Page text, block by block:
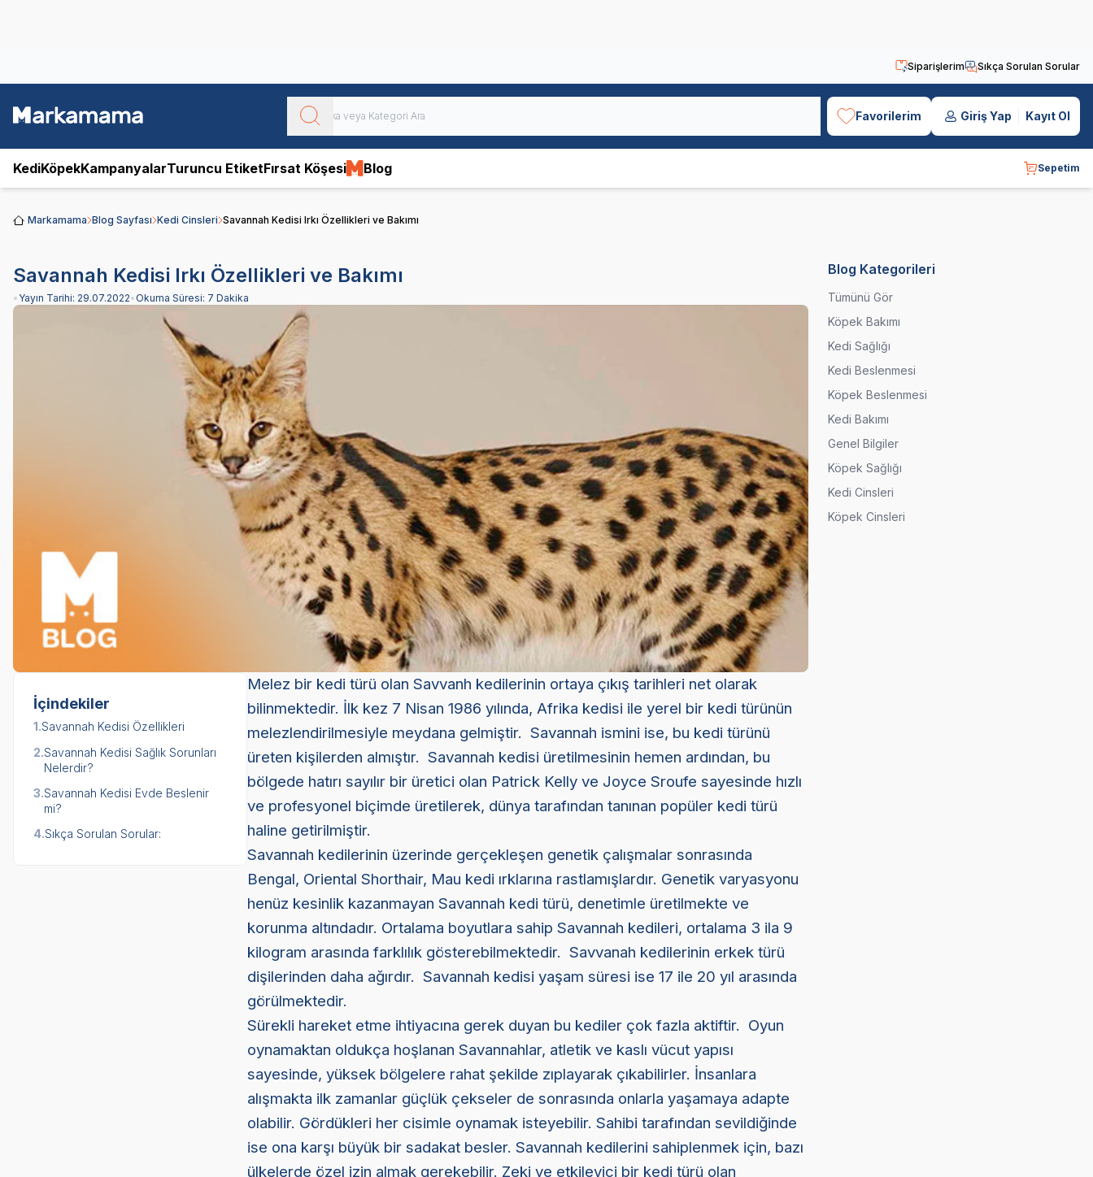
Siparişlerim Sıkça Sorulan Sorular
Favorilerim Giriş Yap Kayıt Ol
KediKöpekKampanyalarTuruncu EtiketFırsat Köşesi Blog Sepetim
Markamama Blog Sayfası Kedi Cinsleri Savannah Kedisi Irkı Özellikleri ve Bakımı
Savannah Kedisi Irkı Özellikleri ve Bakımı
• Yayın Tarihi: 29.07.2022•Okuma Süresi: 7 Dakika
İçindekiler
1.Savannah Kedisi Özellikleri
2.Savannah Kedisi Sağlık Sorunları
Nelerdir?
3.Savannah Kedisi Evde Beslenir
mi?
4.Sıkça Sorulan Sorular:
Melez bir kedi türü olan Savvanh kedilerinin ortaya çıkış tarihleri net olarak
bilinmektedir. İlk kez 7 Nisan 1986 yılında, Afrika kedisi ile yerel bir kedi türünün
melezlendirilmesiyle meydana gelmiştir. Savannah ismini ise, bu kedi türünü
üreten kişilerden almıştır. Savannah kedisi üretilmesinin hemen ardından, bu
bölgede hatırı sayılır bir üretici olan Patrick Kelly ve Joyce Sroufe sayesinde hızlı
ve profesyonel biçimde üretilerek, dünya tarafından tanınan popüler kedi türü
haline getirilmiştir.
Savannah kedilerinin üzerinde gerçekleşen genetik çalışmalar sonrasında
Bengal, Oriental Shorthair, Mau kedi ırklarına rastlamışlardır. Genetik varyasyonu
henüz kesinlik kazanmayan Savannah kedi türü, denetimle üretilmekte ve
korunma altındadır. Ortalama boyutlara sahip Savannah kedileri, ortalama 3 ila 9
kilogram arasında farklılık gösterebilmektedir. Savvanah kedilerinin erkek türü
dişilerinden daha ağırdır. Savannah kedisi yaşam süresi ise 17 ile 20 yıl arasında
görülmektedir.
Sürekli hareket etme ihtiyacına gerek duyan bu kediler çok fazla aktiftir. Oyun
oynamaktan oldukça hoşlanan Savannahlar, atletik ve kaslı vücut yapısı
sayesinde, yüksek bölgelere rahat şekilde zıplayarak çıkabilirler. İnsanlara
alışmakta ilk zamanlar güçlük çekseler de sonrasında onlarla yaşamaya adapte
olabilir. Gördükleri her cisimle oynamak isteyebilir. Sahibi tarafından sevildiğinde
ise ona karşı büyük bir sadakat besler. Savannah kedilerini sahiplenmek için, bazı
ülkelerde özel izin almak gerekebilir. Zeki ve etkileyici bir kedi türü olan
Blog Kategorileri
Tümünü Gör
Köpek Bakımı
Kedi Sağlığı
Kedi Beslenmesi
Köpek Beslenmesi
Kedi Bakımı
Genel Bilgiler
Köpek Sağlığı
Kedi Cinsleri
Köpek Cinsleri